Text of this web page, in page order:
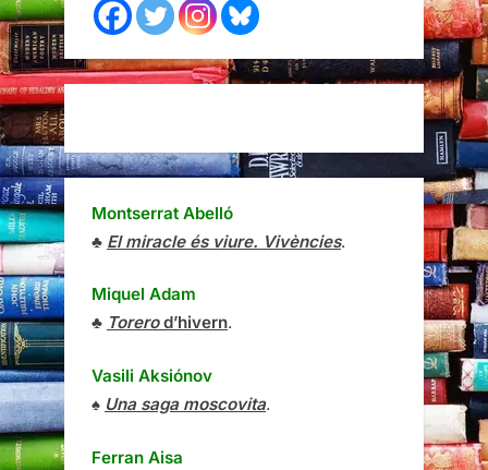
Montserrat Abelló
♣ El miracle és viure. Vivències.
Miquel Adam
♣ Torerod’hivern.
Vasili Aksiónov
♠ Una saga moscovita.
Ferran Aisa